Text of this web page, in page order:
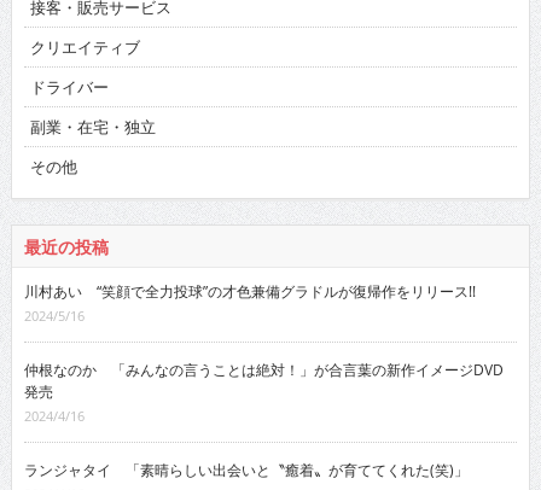
接客・販売サービス
クリエイティブ
ドライバー
副業・在宅・独立
その他
最近の投稿
川村あい “笑顔で全力投球”の才色兼備グラドルが復帰作をリリース!!
2024/5/16
仲根なのか 「みんなの言うことは絶対！」が合言葉の新作イメージDVD
発売
2024/4/16
ランジャタイ 「素晴らしい出会いと〝癒着〟が育ててくれた(笑)」